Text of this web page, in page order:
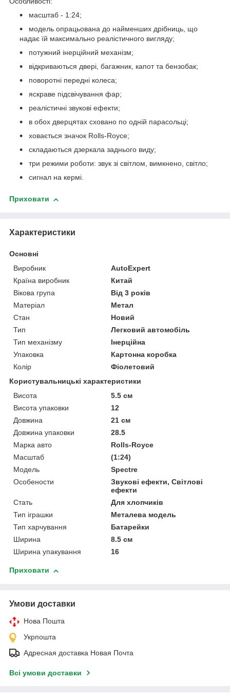
масштаб - 1:24;
модель опрацьована до найменших дрібниць, що
надає їй максимально реалістичного вигляду;
потужний інерційний механізм;
відкриваються двері, багажник, капот та бензобак;
поворотні передні колеса;
яскраве підсвічування фар;
реалістичні звукові ефекти;
в обох дверцятах сховано по одній парасольці;
ховається значок Rolls-Royce;
складаються дзеркала заднього виду;
три режими роботи: звук зі світлом, вимкнено, світло;
сигнал на кермі.
Приховати
Характеристики
Основні
Виробник
AutoExpert
Країна виробник
Китай
Вікова група
Від 3 років
Матеріал
Метал
Стан
Новий
Тип
Легковий автомобіль
Тип механізму
Інерційна
Упаковка
Картонна коробка
Колір
Фіолетовий
Користувальницькі характеристики
Висота
5.5 см
Висота упаковки
12
Довжина
21 см
Довжина упаковки
28.5
Марка авто
Rolls-Royce
Масштаб
(1:24)
Мoдель
Spectre
Особености
Звукові ефекти, Світлові
ефекти
Стать
Для хлопчиків
Тип іграшки
Металева модель
Тип харчування
Батарейки
Ширина
8.5 см
Ширина упакування
16
Приховати
Умови доставки
Нова Пошта
Укрпошта
Адресная доставка Новая Почта
Всі умови доставки